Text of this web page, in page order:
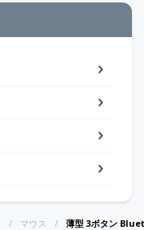
マウス 薄型 3ボタン